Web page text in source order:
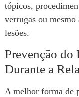
tópicos,
verrugas ou
lesões.
Prevenção do
Durante a
A melhor forma de